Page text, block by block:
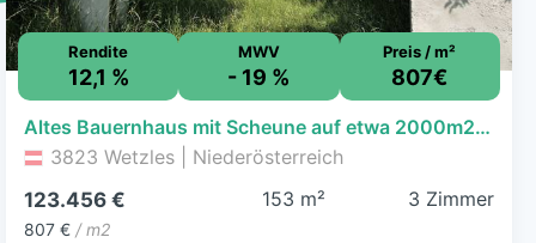
Rendite
12,1 %
MWV
- 19 %
Preis / m²
807€
Altes Bauernhaus mit Scheune auf etwa 2000m2 wildem Grundstück
3823 Wetzles | Niederösterreich
123.456 €
807 € / m2
153 m² 3 Zimmer